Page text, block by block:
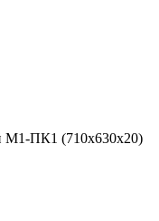
М1-ПК1 (710x630x20)